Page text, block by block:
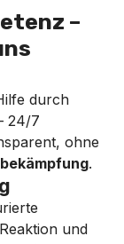
–
durch
24/7
ohne
.
und